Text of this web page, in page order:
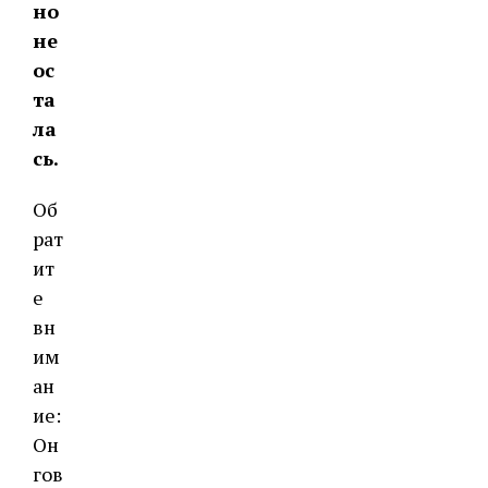
но
не
ос
та
ла
сь.
Об
рат
ит
е
вн
им
ан
ие:
Он
гов